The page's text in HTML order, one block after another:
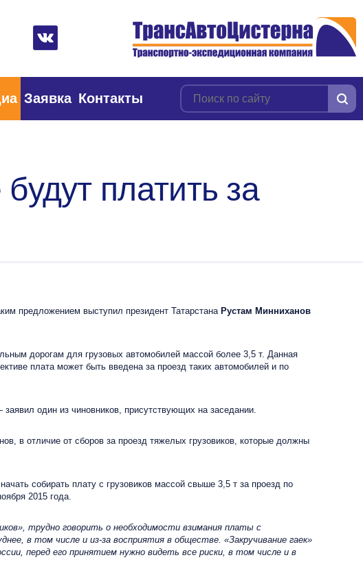
Заявка Контакты
платить за
предложением выступил президент Татарстана Рустам Минниханов
дорогам для грузовых автомобилей массой более 3,5 т. Данная
плата может быть введена за проезд таких автомобилей и по
один из чиновников, присутствующих на заседании.
в отличие от сборов за проезд тяжелых грузовиков, которые должны
собирать плату с грузовиков массой свыше 3,5 т за проезд по
2015 года.
трудно говорить о необходимости взимания платы с
в том числе и из-за восприятия в обществе. «Закручивание гаек»
перед его принятием нужно видеть все риски, в том числе и в